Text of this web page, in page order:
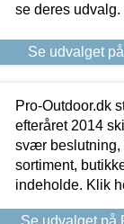
se deres udvalg.
Se udvalget
Pro-Outdoor.dk
efteråret 2014
svær beslutning,
sortiment,
indeholde. Klik
Se udvalget på